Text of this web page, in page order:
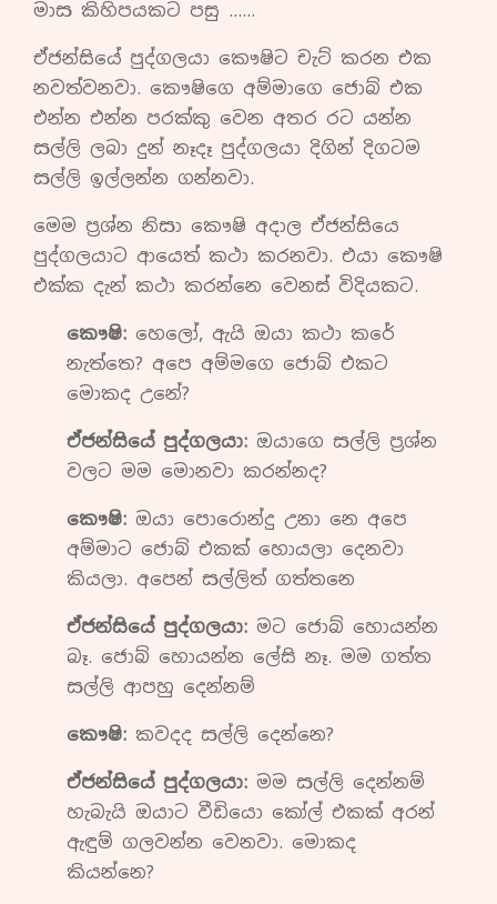
මාස කිහිපයකට පසු ……
ඒජන්සියේ පුද්ගලයා කෞෂිට චැට් කරන එක
නවත්වනවා. කෞෂිගෙ අම්මාගෙ ජොබ් එක
එන්න එන්න පරක්කු වෙන අතර රට යන්න
සල්ලි ලබා දුන් නෑදෑ පුද්ගලයා දිගින් දිගටම
සල්ලි ඉල්ලන්න ගන්නවා.
මෙම ප්‍රශ්න නිසා කෞෂි අදාල ඒජන්සියෙ
පුද්ගලයාට ආයෙත් කථා කරනවා. එයා කෞෂි
එක්ක දැන් කථා කරන්නෙ වෙනස් විදියකට.
කෞෂි: හෙලෝ, ඇයි ඔයා කථා කරේ
නැත්තෙ? අපෙ අම්මගෙ ජොබ් එකට
මොකද උනේ?
ඒජන්සියේ පුද්ගලයා: ඔයාගෙ සල්ලි ප්‍රශ්න
වලට මම මොනවා කරන්නද?
කෞෂි: ඔයා පොරොන්දු උනා නෙ අපෙ
අම්මාට ජොබ් එකක් හොයලා දෙනවා
කියලා. අපෙන් සල්ලිත් ගත්තනෙ
ඒජන්සියේ පුද්ගලයා: මට ජොබ් හොයන්න
බෑ. ජොබ් හොයන්න ලේසි නෑ. මම ගත්ත
සල්ලි ආපහු දෙන්නම්
කෞෂි: කවදද සල්ලි දෙන්නෙ?
ඒජන්සියේ පුද්ගලයා: මම සල්ලි දෙන්නම්
හැබැයි ඔයාට වීඩියො කෝල් එකක් අරන්
ඇඳුම් ගලවන්න වෙනවා. මොකද
කියන්නෙ?